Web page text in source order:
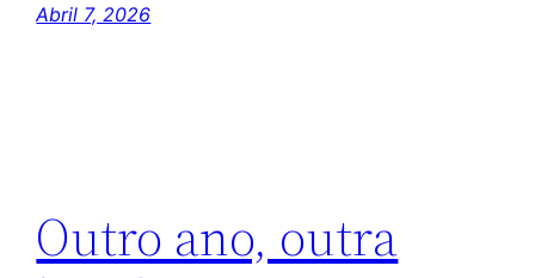
Abril 7, 2026
Outro ano, outra